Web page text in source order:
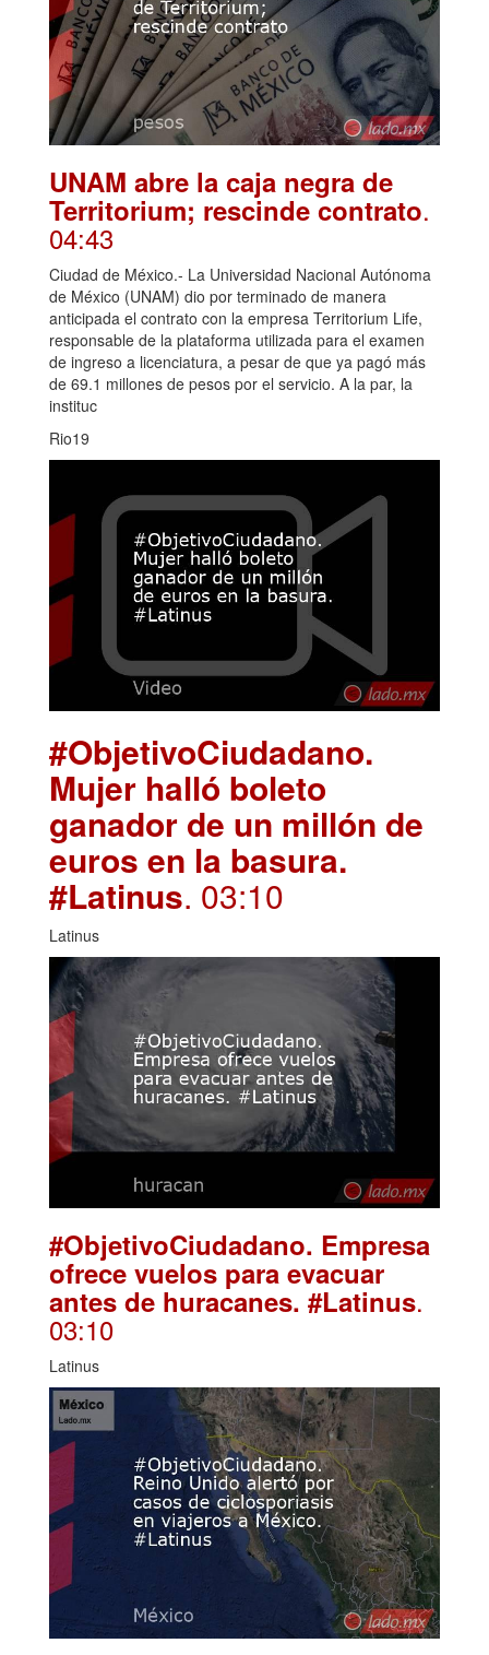
UNAM abre la caja negra de
Territorium; rescinde contrato.
04:43
Ciudad de México.- La Universidad Nacional Autónoma
de México (UNAM) dio por terminado de manera
anticipada el contrato con la empresa Territorium Life,
responsable de la plataforma utilizada para el examen
de ingreso a licenciatura, a pesar de que ya pagó más
de 69.1 millones de pesos por el servicio. A la par, la
instituc
Rio19
#ObjetivoCiudadano.
Mujer halló boleto
ganador de un millón de
euros en la basura.
#Latinus. 03:10
Latinus
#ObjetivoCiudadano. Empresa
ofrece vuelos para evacuar
antes de huracanes. #Latinus.
03:10
Latinus